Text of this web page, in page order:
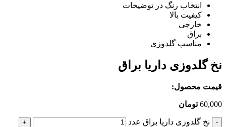
انتخاب رنگ در توضیحات
کیفیت بالا
خارجی
براق
مناسب گلدوزی
نخ گلدوزی داریا براق
قیمت محصول:
60,000 تومان
نخ گلدوزی داریا براق عدد